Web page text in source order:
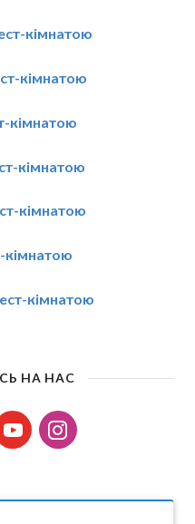
кімнатою
кімнатою
кімнатою
кімнатою
кімнатою
кімнатою
кімнатою
НА НАС